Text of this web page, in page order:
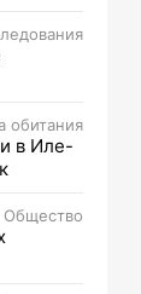
обитания
в Иле-
Общество